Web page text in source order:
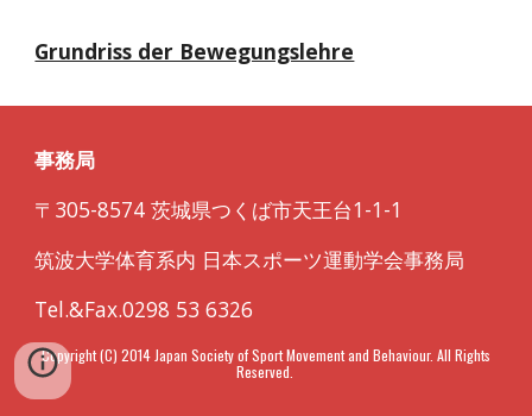
Grundriss der Bewegungslehre
事務局
〒305-8574 茨城県つくば市天王台1-1-1
筑波大学体育系内 日本スポーツ運動学会事務局
Tel.&Fax.0298 53 6326
Copyright (C) 2014 Japan Society of Sport Movement and Behaviour. All Rights
Reserved.